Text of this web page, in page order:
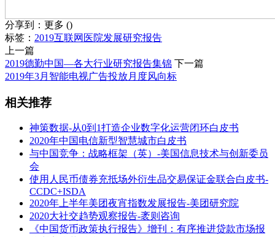
分享到： 更多 ()
标签： 2019互联网医院发展研究报告
上一篇
2019德勤中国—各大行业研究报告集锦 下一篇
2019年3月智能电视广告投放月度风向标
相关推荐
神策数据-从0到1打造企业数字化运营闭环白皮书
2020年中国电信新型智慧城市白皮书
与中国竞争：战略框架（英）-美国信息技术与创新委员
会
使用人民币债券充抵场外衍生品交易保证金联合白皮书-
CCDC+ISDA
2020年上半年美团夜宵指数发展报告-美团研究院
2020大社交趋势观察报告-袤则咨询
《中国货币政策执行报告》增刊：有序推进贷款市场报